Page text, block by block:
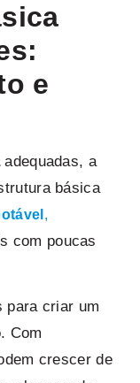
e
adequadas, a
básica
,
com poucas
para criar um
Com
crescer de